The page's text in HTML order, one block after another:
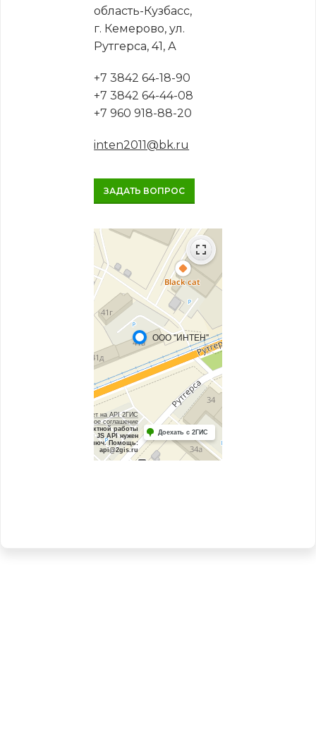
область-Кузбасс,
г. Кемерово, ул.
Рутгерса, 41, А
+7 3842 64-18-90
+7 3842 64-44-08
+7 960 918-88-20
inten2011@bk.ru
ЗАДАТЬ ВОПРОС